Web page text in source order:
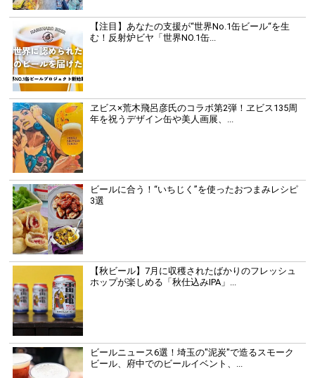
【注目】あなたの支援が“世界No.1缶ビール“を生
む！反射炉ビヤ「世界NO.1缶...
ヱビス×荒木飛呂彦氏のコラボ第2弾！ヱビス135周
年を祝うデザイン缶や美人画展、...
ビールに合う！“いちじく”を使ったおつまみレシピ
3選
【秋ビール】7月に収穫されたばかりのフレッシュ
ホップが楽しめる「秋仕込みIPA」...
ビールニュース6選！埼玉の"泥炭"で造るスモーク
ビール、府中でのビールイベント、...